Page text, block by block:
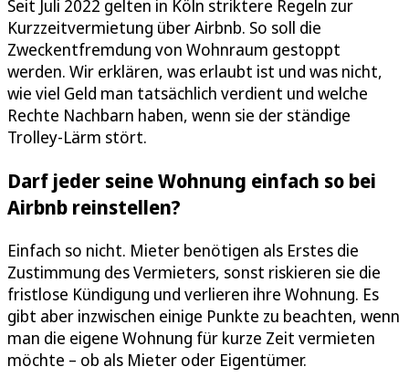
Seit Juli 2022 gelten in Köln striktere Regeln zur
Kurzzeitvermietung über Airbnb. So soll die
Zweckentfremdung von Wohnraum gestoppt
werden. Wir erklären, was erlaubt ist und was nicht,
wie viel Geld man tatsächlich verdient und welche
Rechte Nachbarn haben, wenn sie der ständige
Trolley-Lärm stört.
Darf jeder seine Wohnung einfach so bei
Airbnb reinstellen?
Einfach so nicht. Mieter benötigen als Erstes die
Zustimmung des Vermieters, sonst riskieren sie die
fristlose Kündigung und verlieren ihre Wohnung. Es
gibt aber inzwischen einige Punkte zu beachten, wenn
man die eigene Wohnung für kurze Zeit vermieten
möchte – ob als Mieter oder Eigentümer.